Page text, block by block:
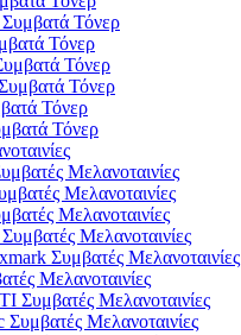
Τόνερ
Τόνερ
Τόνερ
Τόνερ
Τόνερ
Τόνερ
Μελανοταινίες
Μελανοταινίες
Μελανοταινίες
Μελανοταινίες
Συμβατές Μελανοταινίες
Μελανοταινίες
Συμβατές Μελανοταινίες
Συμβατές Μελανοταινίες